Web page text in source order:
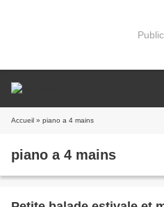
Accueil » piano a 4 mains
piano a 4 mains